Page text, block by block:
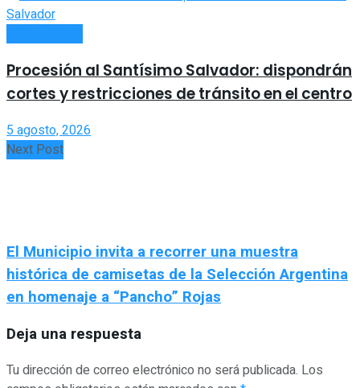
Procesión al Santísimo Salvador: dispondrán
cortes y restricciones de tránsito en el centro
5 agosto, 2026
Next Post
El Municipio invita a recorrer una muestra
histórica de camisetas de la Selección Argentina
en homenaje a “Pancho” Rojas
Deja una respuesta
Tu dirección de correo electrónico no será publicada. Los